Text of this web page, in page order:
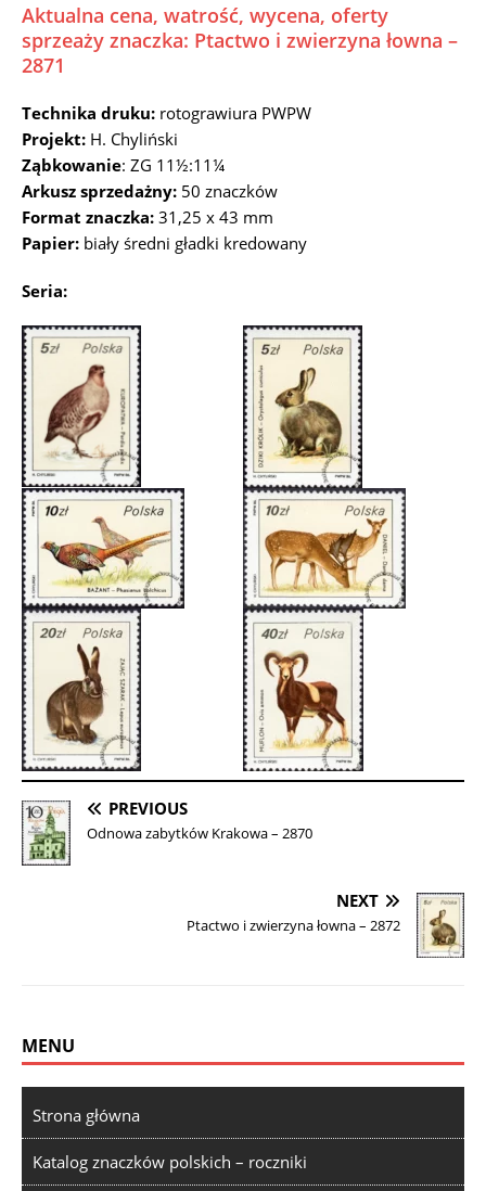
Aktualna cena, watrość, wycena, oferty
sprzeaży znaczka: Ptactwo i zwierzyna łowna –
2871
Technika druku: rotograwiura PWPW
Projekt: H. Chyliński
Ząbkowanie: ZG 11½:11¼
Arkusz sprzedażny: 50 znaczków
Format znaczka: 31,25 x 43 mm
Papier: biały średni gładki kredowany
Seria:
PREVIOUS
Odnowa zabytków Krakowa – 2870
NEXT
Ptactwo i zwierzyna łowna – 2872
MENU
Strona główna
Katalog znaczków polskich – roczniki